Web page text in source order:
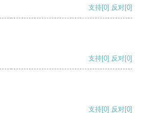
支持[0] 反对[0]
支持[0] 反对[0]
支持[0] 反对[0]